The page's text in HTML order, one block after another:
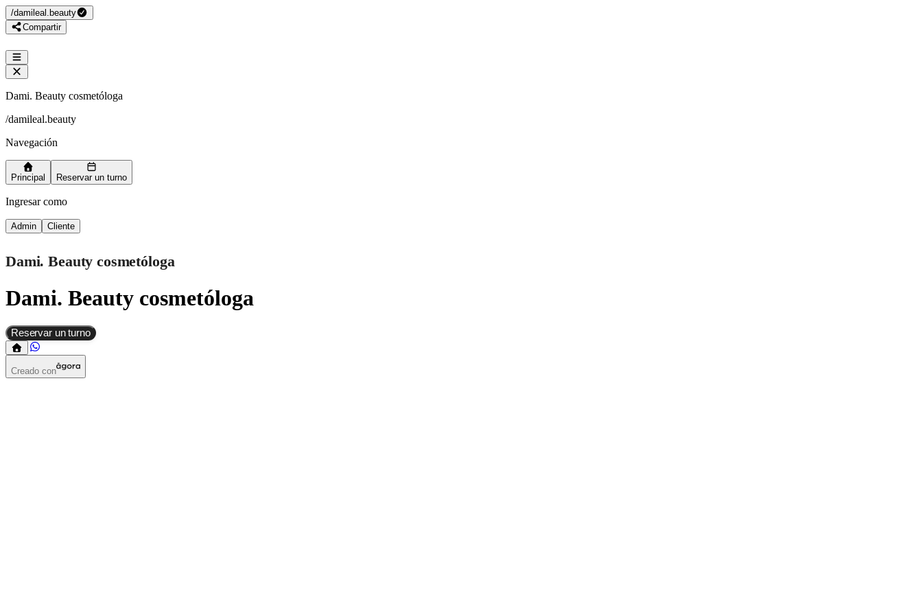
/damileal.beauty
Compartir
Dami. Beauty cosmetóloga
/damileal.beauty
Navegación
Principal Reservar un turno
Ingresar como
Admin Cliente
Dami. Beauty cosmetóloga
Dami. Beauty cosmetóloga
Reservar un turno
Creado con